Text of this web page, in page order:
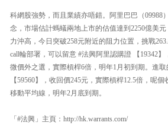
科網股強勢，而且業績亦唔錯。阿里巴巴（09988
念，市場估計螞蟻兩地上市的估值達到2250億美
力沖高，今日突破258元附近的阻力位置，挑戰
call輪部署，可以留意 #法興阿里認購證 【19342
微價外之選，實際槓桿6倍，明年1月初到期。進
【59560】，收回價245元，實際槓桿12.5倍，呢
移動平均線，明年2月底到期。
「#法興」主頁：http://hk.warrants.com/